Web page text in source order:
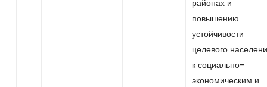
районах и
повышению
устойчивости
целевого
к социально-
экономическим и